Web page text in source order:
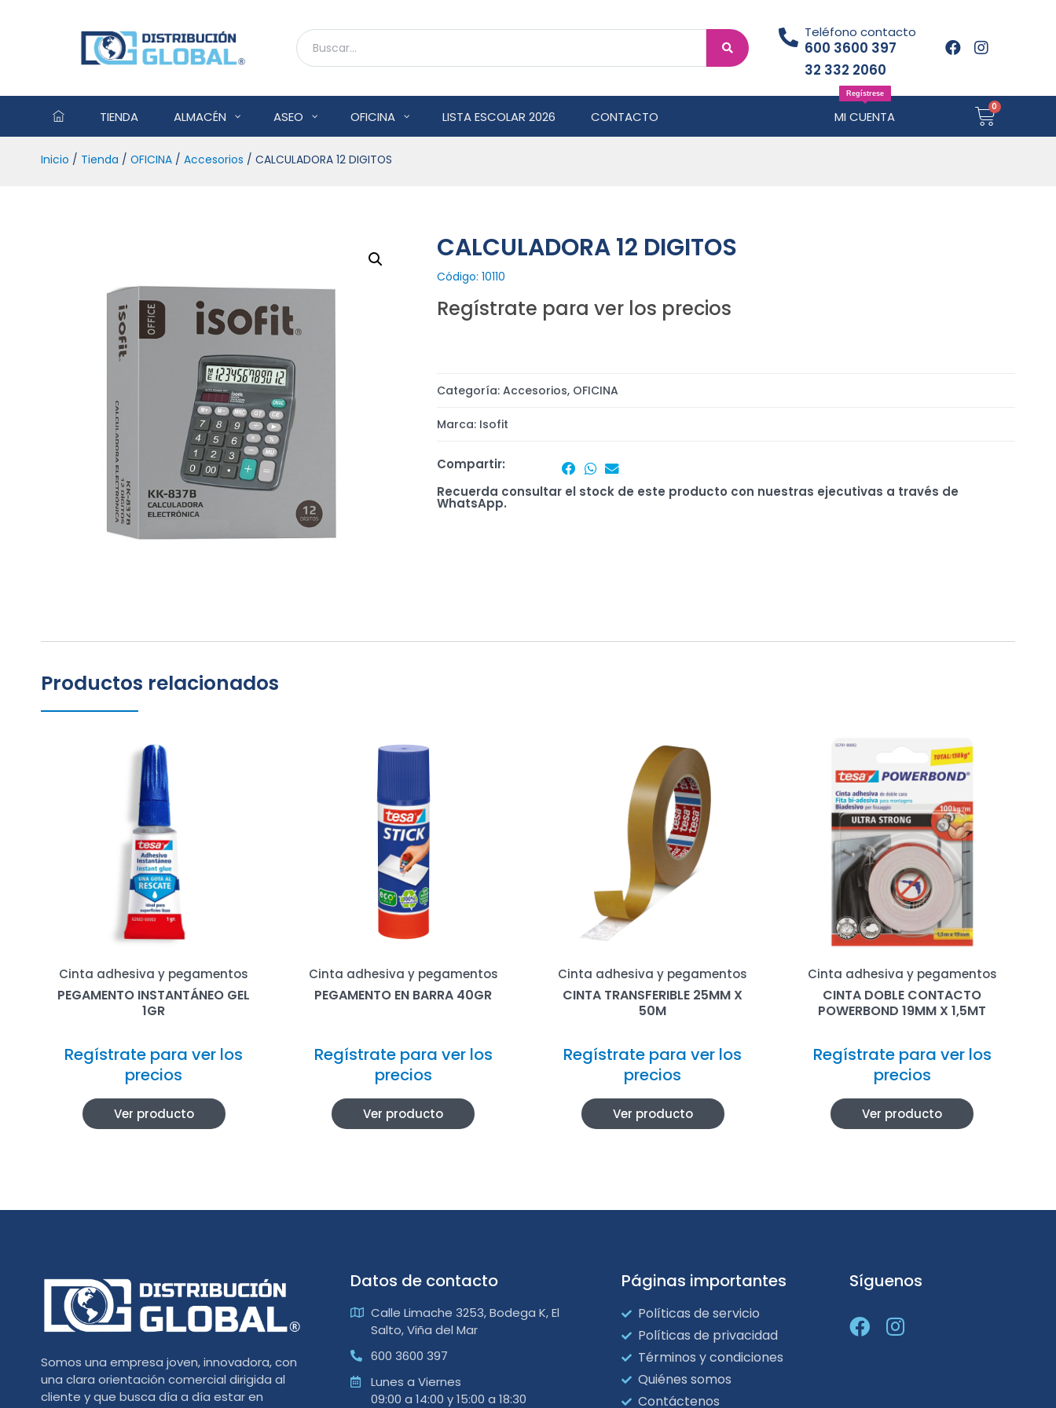
Teléfono contacto
600 3600 397
32 332 2060
MI CUENTA
Regístrese
TIENDA ALMACÉN ASEO OFICINA LISTA ESCOLAR 2026 CONTACTO
Inicio / Tienda / OFICINA / Accesorios / CALCULADORA 12 DIGITOS
CALCULADORA 12 DIGITOS
Código: 10110
Regístrate para ver los precios
Categoría: Accesorios, OFICINA
Marca: Isofit
Compartir:
Recuerda consultar el stock de este producto con nuestras ejecutivas a través de
WhatsApp.
Productos relacionados
Cinta adhesiva y pegamentos
PEGAMENTO INSTANTÁNEO GEL
1GR
Regístrate para ver los
precios
Ver producto
Cinta adhesiva y pegamentos
PEGAMENTO EN BARRA 40GR
Regístrate para ver los
precios
Ver producto
Cinta adhesiva y pegamentos
CINTA TRANSFERIBLE 25MM X
50M
Regístrate para ver los
precios
Ver producto
Cinta adhesiva y pegamentos
CINTA DOBLE CONTACTO
POWERBOND 19MM X 1,5MT
Regístrate para ver los
precios
Ver producto
Somos una empresa joven, innovadora, con
una clara orientación comercial dirigida al
cliente y que busca día a día estar en
Datos de contacto
Calle Limache 3253, Bodega K, El
Salto, Viña del Mar
600 3600 397
Lunes a Viernes
09:00 a 14:00 y 15:00 a 18:30
Páginas importantes
Políticas de servicio
Políticas de privacidad
Términos y condiciones
Quiénes somos
Contáctenos
Síguenos